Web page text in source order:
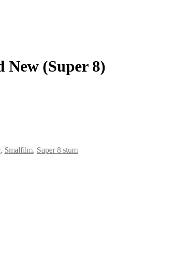
New (Super 8)
, Smalfilm, Super 8 stum